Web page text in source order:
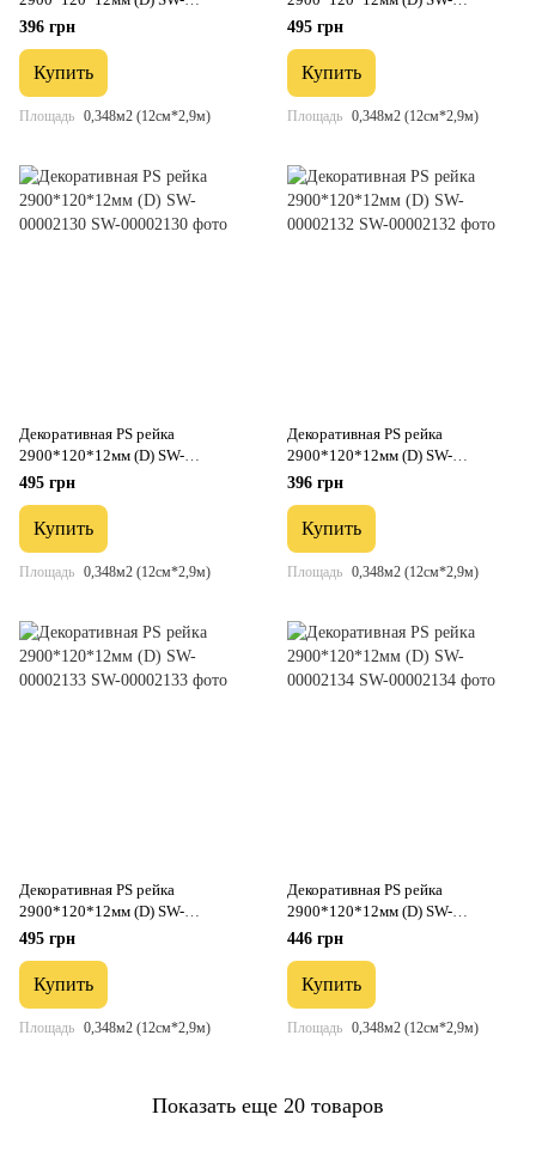
00002128
396 грн
Купить
Площадь 0,348м2 (12см*2,9м)
00002129
495 грн
Купить
Площадь 0,348м2 (12см*2,9м)
Декоративная PS рейка
2900*120*12мм (D) SW-
00002130
495 грн
Купить
Площадь 0,348м2 (12см*2,9м)
Декоративная PS рейка
2900*120*12мм (D) SW-
00002132
396 грн
Купить
Площадь 0,348м2 (12см*2,9м)
Декоративная PS рейка
2900*120*12мм (D) SW-
00002133
495 грн
Купить
Площадь 0,348м2 (12см*2,9м)
Декоративная PS рейка
2900*120*12мм (D) SW-
00002134
446 грн
Купить
Площадь 0,348м2 (12см*2,9м)
Показать еще 20 товаров